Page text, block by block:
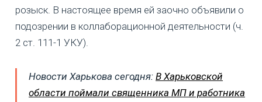
розыск. В настоящее время ей заочно объявили о
подозрении в коллаборационной деятельности (ч.
2 ст. 111-1 УКУ).
Новости Харькова сегодня: В Харьковской
области поймали священника МП и работника